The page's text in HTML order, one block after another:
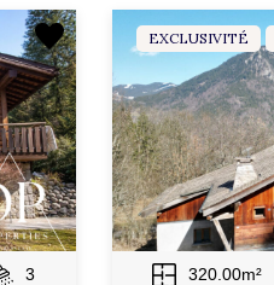
3
EXCLUSIVITÉ
320.00m²